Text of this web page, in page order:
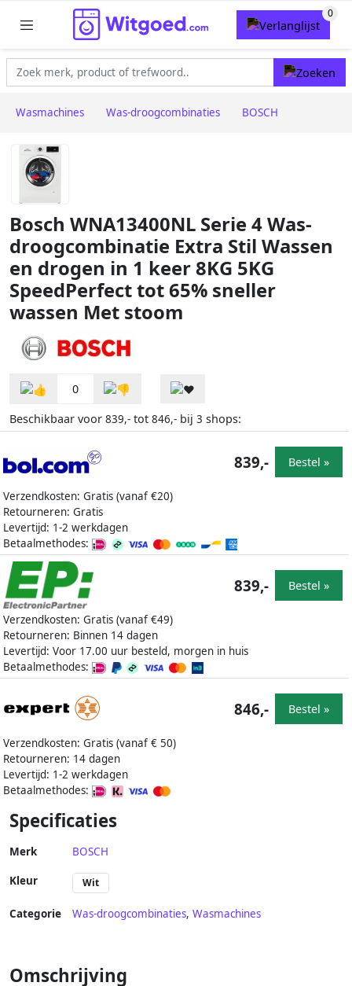
Wasmachines Was-droogcombinaties BOSCH
Bosch WNA13400NL Serie 4 Was-
droogcombinatie Extra Stil Wassen
en drogen in 1 keer 8KG 5KG
SpeedPerfect tot 65% sneller
wassen Met stoom
0
Beschikbaar voor 839,- tot 846,- bij 3 shops:
Verzendkosten: Gratis (vanaf €20)
Retourneren: Gratis
Levertijd: 1-2 werkdagen
Betaalmethodes:
839,- Bestel »
Verzendkosten: Gratis (vanaf €49)
Retourneren: Binnen 14 dagen
Levertijd: Voor 17.00 uur besteld, morgen in huis
Betaalmethodes:
839,- Bestel »
Verzendkosten: Gratis (vanaf € 50)
Retourneren: 14 dagen
Levertijd: 1-2 werkdagen
Betaalmethodes:
846,- Bestel »
Specificaties
Merk BOSCH
Kleur Wit
Categorie Was-droogcombinaties, Wasmachines
Omschrijving